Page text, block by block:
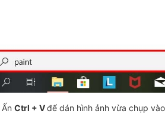
Ấn Ctrl + Vđể dán hình ảnh vừa chụp